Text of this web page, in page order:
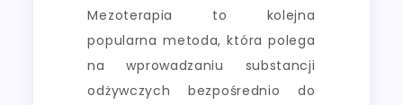
Mezoterapia to kolejna
popularna metoda, która polega
na wprowadzaniu substancji
odżywczych bezpośrednio do